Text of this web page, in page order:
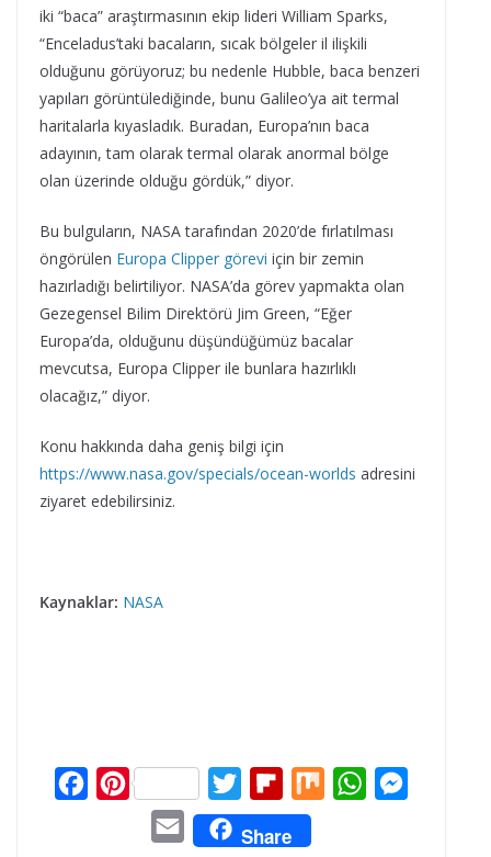
iki “baca” araştırmasının ekip lideri William Sparks,
“Enceladus’taki bacaların, sıcak bölgeler il ilişkili
olduğunu görüyoruz; bu nedenle Hubble, baca benzeri
yapıları görüntülediğinde, bunu Galileo’ya ait termal
haritalarla kıyasladık. Buradan, Europa’nın baca
adayının, tam olarak termal olarak anormal bölge
olan üzerinde olduğu gördük,” diyor.
Bu bulguların, NASA tarafından 2020’de fırlatılması
öngörülen Europa Clipper görevi için bir zemin
hazırladığı belirtiliyor. NASA’da görev yapmakta olan
Gezegensel Bilim Direktörü Jim Green, “Eğer
Europa’da, olduğunu düşündüğümüz bacalar
mevcutsa, Europa Clipper ile bunlara hazırlıklı
olacağız,” diyor.
Konu hakkında daha geniş bilgi için
https://www.nasa.gov/specials/ocean-worlds adresini
ziyaret edebilirsiniz.
Kaynaklar: NASA
P
w
i
l
i
M
W
E
Share